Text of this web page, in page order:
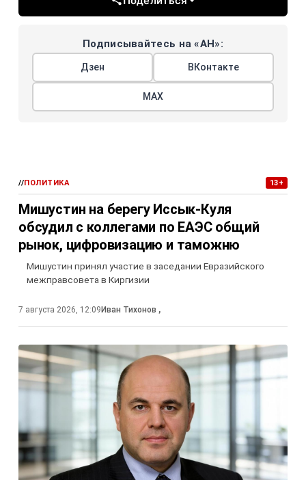
Подписывайтесь на «АН»:
Дзен ВКонтакте
МАХ
//ПОЛИТИКА 13+
Мишустин на берегу Иссык-Куля
обсудил с коллегами по ЕАЭС общий
рынок, цифровизацию и таможню
Мишустин принял участие в заседании Евразийского
межправсовета в Киргизии
7 августа 2026, 12:09Иван Тихонов ,